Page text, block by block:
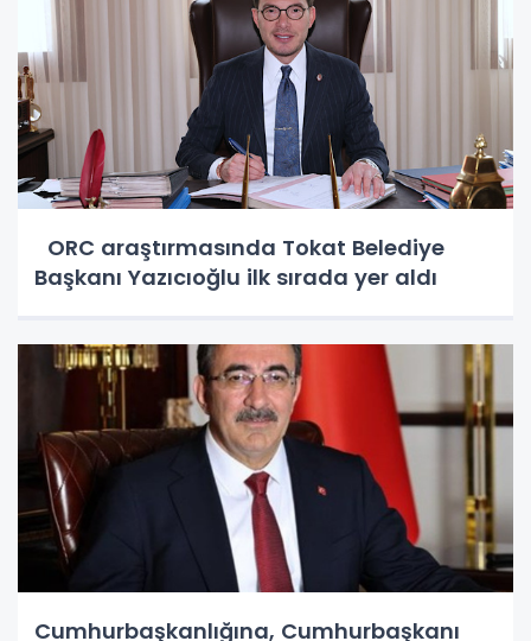
ORC araştırmasında Tokat Belediye
Başkanı Yazıcıoğlu ilk sırada yer aldı
Cumhurbaşkanlığına, Cumhurbaşkanı